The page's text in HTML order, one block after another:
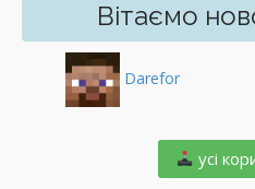
Вітаємо
Darefor
усі